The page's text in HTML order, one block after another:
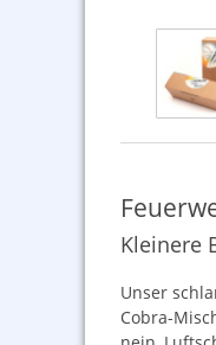
Kleinere
Unser
Cobra-